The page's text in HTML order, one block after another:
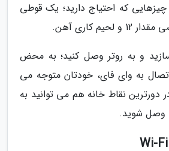
چیزهایی که احتیاج دارید؛ یک قوطی
کاری آهن.
و به روتر وصل کنید؛ به محض
به وای فای، خودتان متوجه می
دورترین نقاط خانه هم می توانید به
وصل شوید.
Wi-